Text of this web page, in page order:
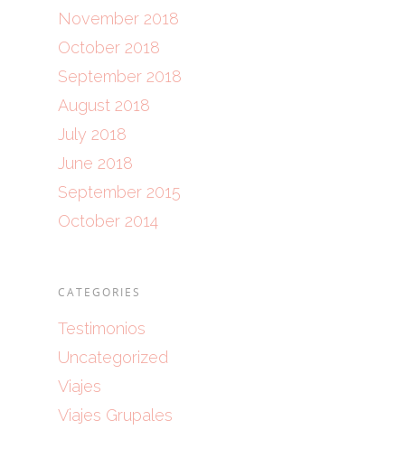
November 2018
October 2018
September 2018
August 2018
July 2018
June 2018
September 2015
October 2014
CATEGORIES
Testimonios
Uncategorized
Viajes
Viajes Grupales